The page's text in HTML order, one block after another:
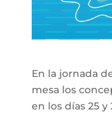
En la jornada
mesa los
en los días 25